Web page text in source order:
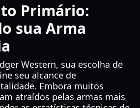
Primário:
sua Arma
Western, sua escolha de
seu alcance de
Embora muitos
atraídos pelas armas mais